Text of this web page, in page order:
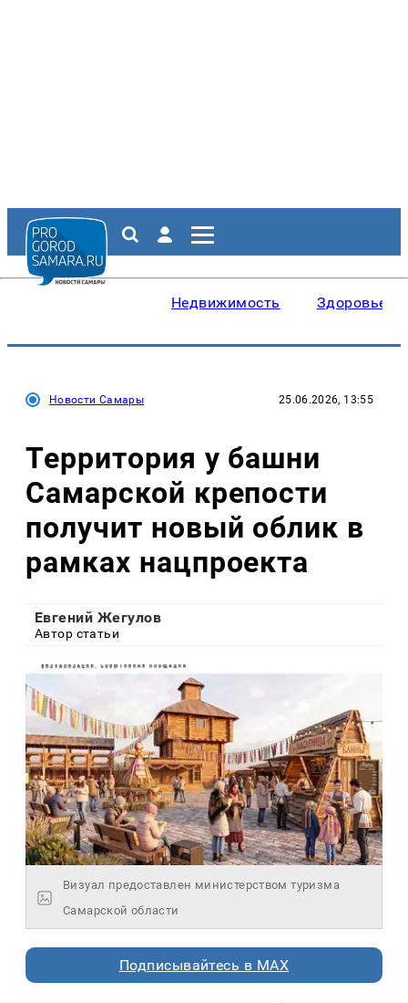
Недвижимость Здоровье
Новости Самары 25.06.2026, 13:55
Территория у башни
Самарской крепости
получит новый облик в
рамках нацпроекта
Евгений Жегулов
Автор статьи
Визуал предоставлен министерством туризма
Самарской области
Подписывайтесь в MAX